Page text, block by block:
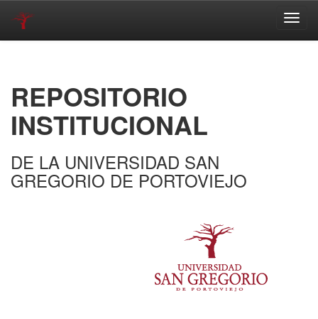
REPOSITORIO
INSTITUCIONAL
DE LA UNIVERSIDAD SAN
GREGORIO DE PORTOVIEJO